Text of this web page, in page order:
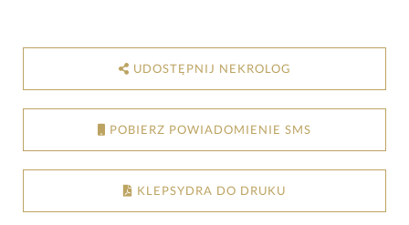
UDOSTĘPNIJ NEKROLOG
POBIERZ POWIADOMIENIE SMS
KLEPSYDRA DO DRUKU